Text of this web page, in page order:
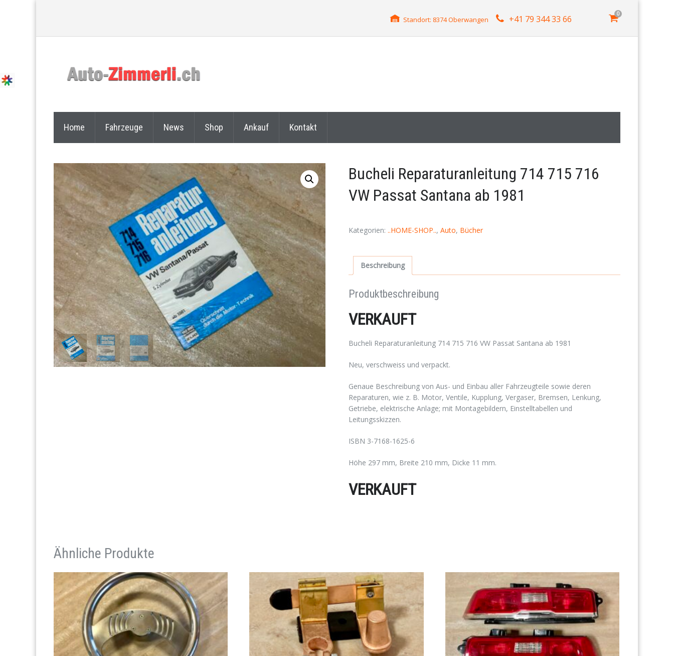
Standort: 8374 Oberwangen +41 79 344 33 66 0
Home Fahrzeuge News Shop Ankauf Kontakt
Bucheli Reparaturanleitung 714 715 716
VW Passat Santana ab 1981
Kategorien: ..HOME-SHOP.., Auto, Bücher
Beschreibung
Produktbeschreibung
VERKAUFT
Bucheli Reparaturanleitung 714 715 716 VW Passat Santana ab 1981
Neu, verschweiss und verpackt.
Genaue Beschreibung von Aus- und Einbau aller Fahrzeugteile sowie deren
Reparaturen, wie z. B. Motor, Ventile, Kupplung, Vergaser, Bremsen, Lenkung,
Getriebe, elektrische Anlage; mit Montagebildern, Einstelltabellen und
Leitungsskizzen.
ISBN 3-7168-1625-6
Höhe 297 mm, Breite 210 mm, Dicke 11 mm.
VERKAUFT
Ähnliche Produkte